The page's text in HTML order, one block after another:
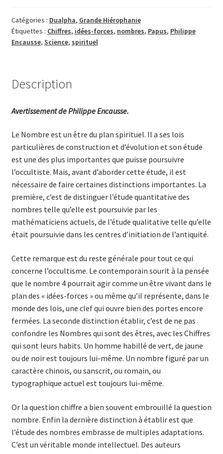
des
nombres
Catégories : Dualpha, Grande Hiérophanie
Étiquettes : Chiffres, idées-forces, nombres, Papus, Philippe
Encausse, Science, spirituel
Description
Avertissement de Philippe Encausse.
Le Nombre est un être du plan spirituel. Il a ses lois
particulières de construction et d’évolution et son étude
est une des plus importantes que puisse poursuivre
l’occultiste. Mais, avant d’aborder cette étude, il est
nécessaire de faire certaines distinctions importantes. La
première, c’est de distinguer l’étude quantitative des
nombres telle qu’elle est poursuivie par les
mathématiciens actuels, de l’étude qualitative telle qu’elle
était poursuivie dans les centres d’initiation de l’antiquité.
Cette remarque est du reste générale pour tout ce qui
concerne l’occultisme. Le contemporain sourit à la pensée
que le nombre 4 pourrait agir comme un être vivant dans le
plan des « idées-forces » ou même qu’il représente, dans le
monde des lois, une clef qui ouvre bien des portes encore
fermées. La seconde distinction établir, c’est de ne pas
confondre les Nombres qui sont des êtres, avec les Chiffres
qui sont leurs habits. Un homme habillé de vert, de jaune
ou de noir est toujours lui-même. Un nombre figuré par un
caractère chinois, ou sanscrit, ou romain, ou
typographique actuel est toujours lui-même.
Or la question chiffre a bien souvent embrouillé la question
nombre. Enfin la dernière distinction à établir est que
l’étude des nombres embrasse de multiples adaptations.
C’est un véritable monde intellectuel. Des auteurs